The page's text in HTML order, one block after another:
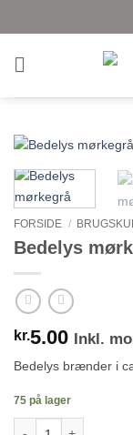
FORSIDE /
Bedelys
kr.5.00 Inkl.
Bedelys brænder i
75 på lager